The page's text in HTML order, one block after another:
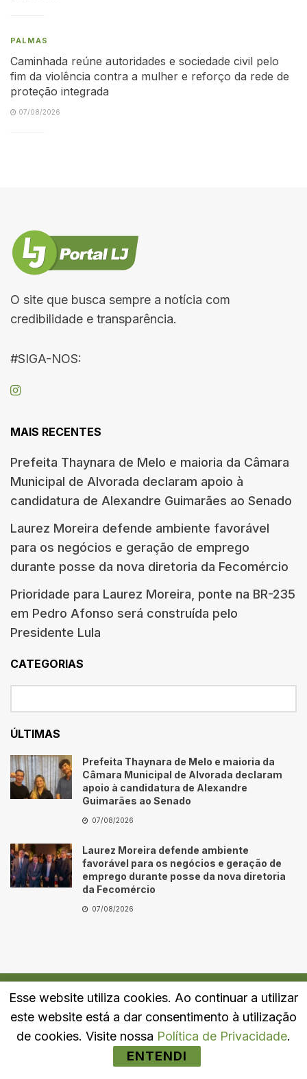
PALMAS
Caminhada reúne autoridades e sociedade civil pelo
fim da violência contra a mulher e reforço da rede de
proteção integrada
07/08/2026
O site que busca sempre a notícia com
credibilidade e transparência.
#SIGA-NOS:
MAIS RECENTES
Prefeita Thaynara de Melo e maioria da Câmara
Municipal de Alvorada declaram apoio à
candidatura de Alexandre Guimarães ao Senado
Laurez Moreira defende ambiente favorável
para os negócios e geração de emprego
durante posse da nova diretoria da Fecomércio
Prioridade para Laurez Moreira, ponte na BR-235
em Pedro Afonso será construída pelo
Presidente Lula
CATEGORIAS
ÚLTIMAS
Prefeita Thaynara de Melo e maioria da
Câmara Municipal de Alvorada declaram
apoio à candidatura de Alexandre
Guimarães ao Senado
07/08/2026
Laurez Moreira defende ambiente
favorável para os negócios e geração de
emprego durante posse da nova diretoria
da Fecomércio
07/08/2026
Quem Somos Fale Conosco Política de Privacidade
Esse website utiliza cookies. Ao continuar a utilizar
este website está a dar consentimento à utilização
de cookies. Visite nossa Política de Privacidade.
ENTENDI